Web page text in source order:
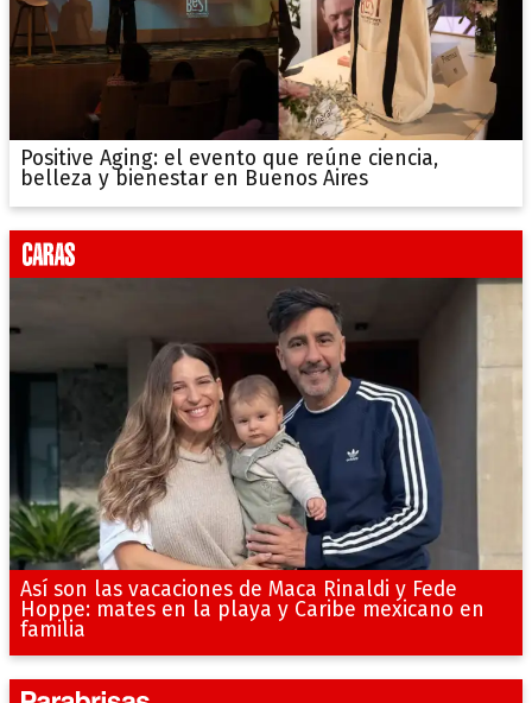
Positive Aging: el evento que reúne ciencia,
belleza y bienestar en Buenos Aires
Así son las vacaciones de Maca Rinaldi y Fede
Hoppe: mates en la playa y Caribe mexicano en
familia